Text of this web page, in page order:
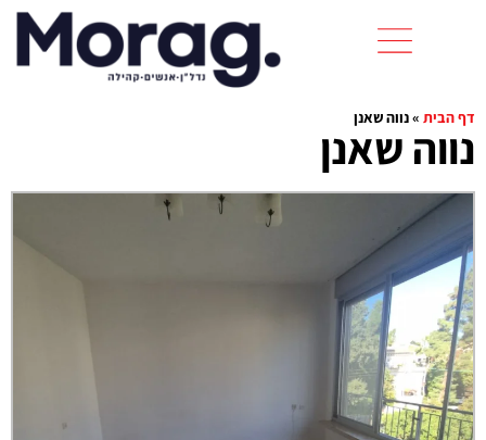
דף הבית »נווה שאנן
נווה שאנן